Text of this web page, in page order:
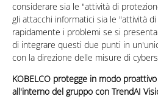
considerare sia le "attività di
gli attacchi informatici sia le "attività
rapidamente i problemi se si
di integrare questi due punti in
con la direzione delle misure di
KOBELCO protegge in modo
all'interno del gruppo con TrendAI